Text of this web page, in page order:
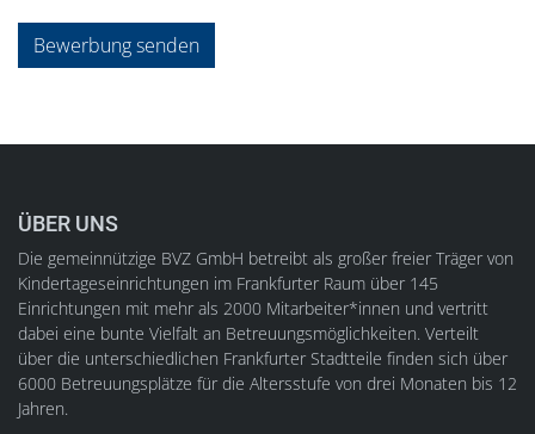
Bewerbung senden
ÜBER UNS
Die gemeinnützige BVZ GmbH betreibt als großer freier Träger von
Kindertageseinrichtungen im Frankfurter Raum über 145
Einrichtungen mit mehr als 2000 Mitarbeiter*innen und vertritt
dabei eine bunte Vielfalt an Betreuungsmöglichkeiten. Verteilt
über die unterschiedlichen Frankfurter Stadtteile finden sich über
6000 Betreuungsplätze für die Altersstufe von drei Monaten bis 12
Jahren.